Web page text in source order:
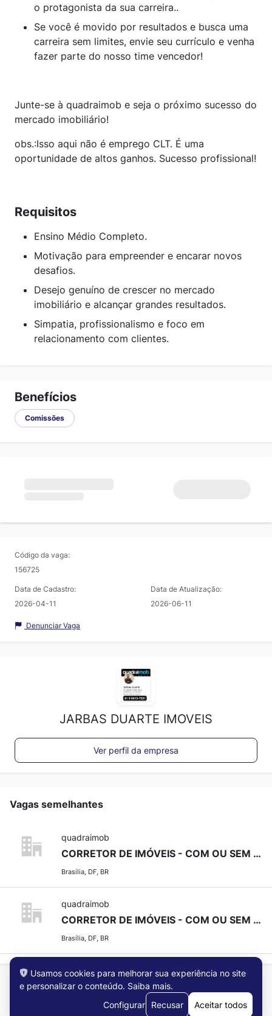
o protagonista da sua carreira..
Se você é movido por resultados e busca uma
carreira sem limites, envie seu currículo e venha
fazer parte do nosso time vencedor!
Junte-se à quadraimob e seja o próximo sucesso do
mercado imobiliário!
obs.:Isso aqui não é emprego CLT. É uma
oportunidade de altos ganhos. Sucesso profissional!
Requisitos
Ensino Médio Completo.
Motivação para empreender e encarar novos
desafios.
Desejo genuíno de crescer no mercado
imobiliário e alcançar grandes resultados.
Simpatia, profissionalismo e foco em
relacionamento com clientes.
Benefícios
Comissões
Código da vaga:
156725
Data de Cadastro:
2026-04-11
Data de Atualização:
2026-06-11
Denunciar Vaga
JARBAS DUARTE IMOVEIS
Ver perfil da empresa
Vagas semelhantes
quadraimob
CORRETOR DE IMÓVEIS - COM OU SEM EXPERIÊNCIA
Brasília, DF, BR
quadraimob
CORRETOR DE IMÓVEIS - COM OU SEM EXPERIÊNCIA
Brasília, DF, BR
Usamos cookies para melhorar sua experiência no site
e personalizar o conteúdo. Saiba mais.
Configurar
Recusar Aceitar todos